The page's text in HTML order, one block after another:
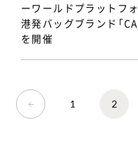
ーワールドプラットフ
港発バッグブランド「
を開催
1 2